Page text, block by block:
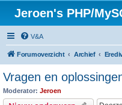
Jeroen's PHP/
V&A
Forumoverzicht Archief
Vragen en
Moderator: Jeroen